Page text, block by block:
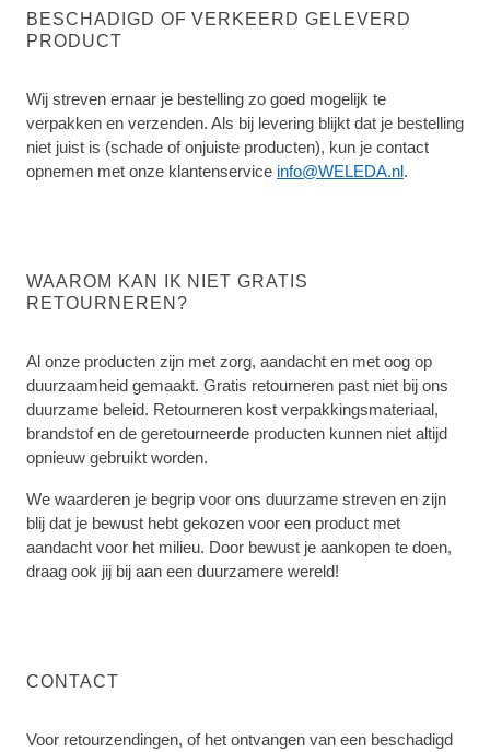
BESCHADIGD OF VERKEERD GELEVERD
PRODUCT
Wij streven ernaar je bestelling zo goed mogelijk te
verpakken en verzenden. Als bij levering blijkt dat je bestelling
niet juist is (schade of onjuiste producten), kun je contact
opnemen met onze klantenservice info@WELEDA.nl.
WAAROM KAN IK NIET GRATIS
RETOURNEREN?
Al onze producten zijn met zorg, aandacht en met oog op
duurzaamheid gemaakt. Gratis retourneren past niet bij ons
duurzame beleid. Retourneren kost verpakkingsmateriaal,
brandstof en de geretourneerde producten kunnen niet altijd
opnieuw gebruikt worden.
We waarderen je begrip voor ons duurzame streven en zijn
blij dat je bewust hebt gekozen voor een product met
aandacht voor het milieu. Door bewust je aankopen te doen,
draag ook jij bij aan een duurzamere wereld!
CONTACT
Voor retourzendingen, of het ontvangen van een beschadigd